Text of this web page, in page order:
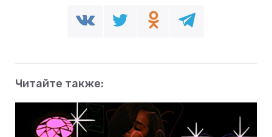
Читайте также: